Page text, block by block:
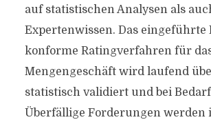
auf statistischen Analysen als
Expertenwissen. Das eingeführte
konforme Ratingverfahren für
Mengengeschäft wird laufend
statistisch validiert und bei
Überfällige Forderungen werden